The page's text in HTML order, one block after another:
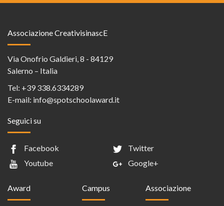
Associazione CreativisinascE
Via Onofrio Galdieri, 8 - 84129
Salerno – Italia
Tel: +39 338.6334289
E-mail: info@spotschoolaward.it
Seguici su
Facebook
Twitter
Youtube
Google+
Award Campus Associazione